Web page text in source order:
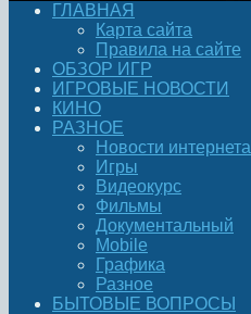
ГЛАВНАЯ
Карта сайта
Правила на сайте
ОБЗОР ИГР
ИГРОВЫЕ НОВОСТИ
КИНО
РАЗНОЕ
Новости интернета
Игры
Видеокурс
Фильмы
Документальный
Mobile
Графика
Разное
БЫТОВЫЕ ВОПРОСЫ